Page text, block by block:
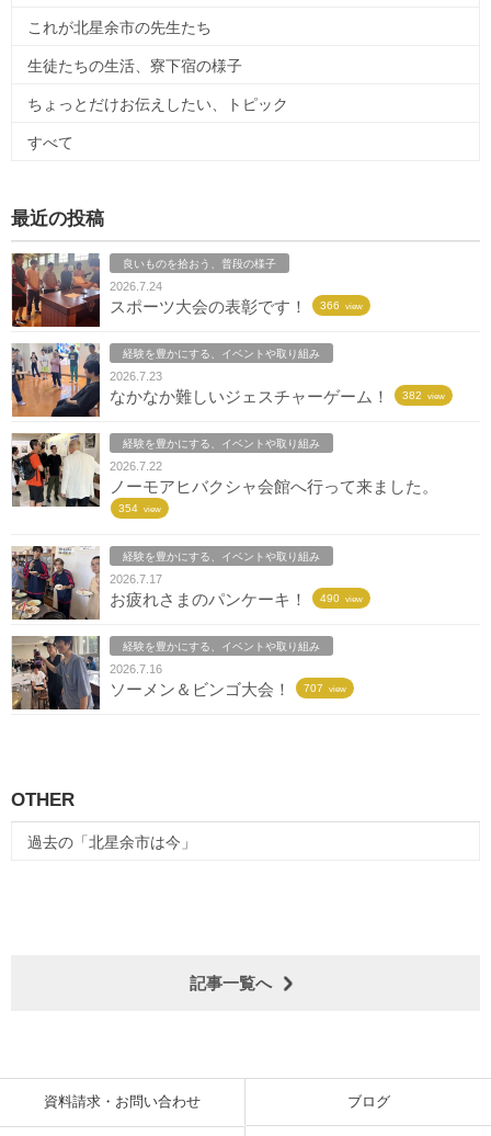
これが北星余市の先生たち
生徒たちの生活、寮下宿の様子
ちょっとだけお伝えしたい、トピック
すべて
最近の投稿
良いものを拾おう、普段の様子
2026.7.24
スポーツ大会の表彰です！ 366 view
経験を豊かにする、イベントや取り組み
2026.7.23
なかなか難しいジェスチャーゲーム！ 382 view
経験を豊かにする、イベントや取り組み
2026.7.22
ノーモアヒバクシャ会館へ行って来ました。
354 view
経験を豊かにする、イベントや取り組み
2026.7.17
お疲れさまのパンケーキ！ 490 view
経験を豊かにする、イベントや取り組み
2026.7.16
ソーメン＆ビンゴ大会！ 707 view
OTHER
過去の「北星余市は今」
記事一覧へ
資料請求・お問い合わせ ブログ